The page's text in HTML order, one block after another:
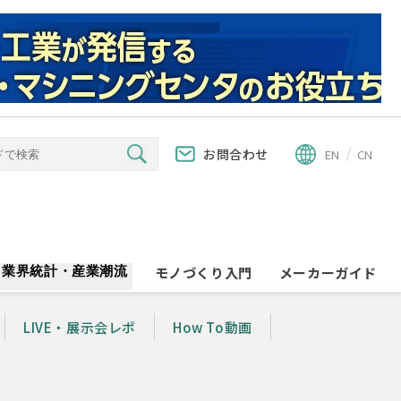
お問合わせ EN CN
業界統計・産業潮流 モノづくり入門 メーカーガイド
LIVE・展示会レポ How To動画